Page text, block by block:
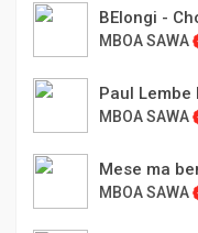
BElongi -
MBOA SAWA
Paul Lembe
MBOA SAWA
Mese ma
MBOA SAWA